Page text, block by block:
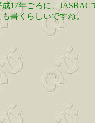
17年ごろに、
書くらしいですね。